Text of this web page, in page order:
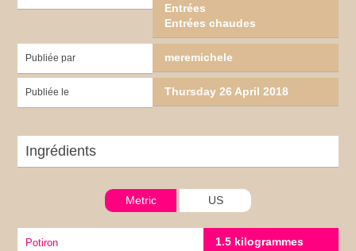
Entrées
Entrées chaudes
Publiée par meremichele
Publiée le Thursday 26 April 2018
Ingrédients
Metric US
potiron 1.5 kilogrammes